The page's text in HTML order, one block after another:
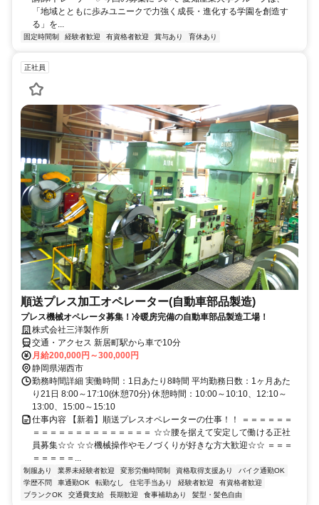
「地域とともに歩みユニークで力強く成長・進化する学園を創造す
る」を...
固定時間制 経験者歓迎 有資格者歓迎 賞与あり 育休あり
正社員
順送プレス加工オペレーター(自動車部品製造)
プレス機械オペレータ募集！冷暖房完備の自動車部品製造工場！
株式会社三洋製作所
交通・アクセス 新居町駅から車で10分
月給200,000円～300,000円
静岡県湖西市
勤務時間詳細 実働時間：1日あたり8時間 平均勤務日数：1ヶ月あた
り21日 8:00～17:10(休憩70分) 休憩時間：10:00～10:10、12:10～
13:00、15:00～15:10
仕事内容 【新着】順送プレスオペレーターの仕事！！ ＝＝＝＝＝＝
＝＝＝＝＝＝＝＝＝＝＝＝＝＝ ☆☆腰を据えて安定して働ける正社
員募集☆☆ ☆☆機械操作やモノづくりが好きな方大歓迎☆☆ ＝＝＝
＝＝＝＝＝...
制服あり 業界未経験者歓迎 変形労働時間制 資格取得支援あり
バイク通勤OK
学歴不問
車通勤OK 転勤なし 住宅手当あり 経験者歓迎
有資格者歓迎
ブランクOK
交通費支給 長期歓迎 食事補助あり 髪型・髪色自由